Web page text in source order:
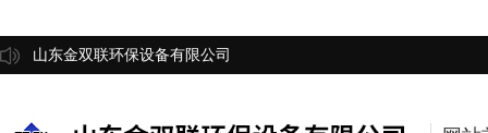
山东金双联环保设备有限公司